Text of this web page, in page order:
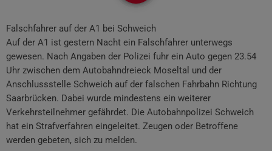
Falschfahrer auf der A1 bei Schweich
Auf der A1 ist gestern Nacht ein Falschfahrer unterwegs
gewesen. Nach Angaben der Polizei fuhr ein Auto gegen 23.54
Uhr zwischen dem Autobahndreieck Moseltal und der
Anschlussstelle Schweich auf der falschen Fahrbahn Richtung
Saarbrücken. Dabei wurde mindestens ein weiterer
Verkehrsteilnehmer gefährdet. Die Autobahnpolizei Schweich
hat ein Strafverfahren eingeleitet. Zeugen oder Betroffene
werden gebeten, sich zu melden.